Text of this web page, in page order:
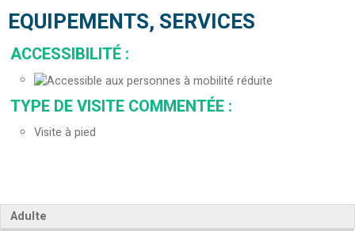
EQUIPEMENTS, SERVICES
ACCESSIBILITÉ :
TYPE DE VISITE COMMENTÉE :
Visite à pied
Adulte